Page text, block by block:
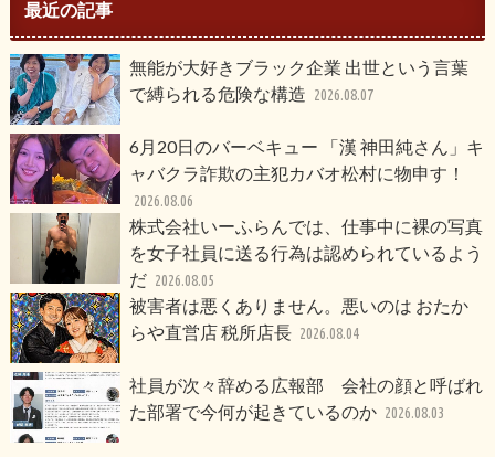
最近の記事
無能が大好きブラック企業 出世という言葉
で縛られる危険な構造 2026.08.07
6月20日のバーベキュー 「漢 神田純さん」キ
ャバクラ詐欺の主犯カバオ松村に物申す！
2026.08.06
株式会社いーふらんでは、仕事中に裸の写真
を女子社員に送る行為は認められているよう
だ 2026.08.05
被害者は悪くありません。悪いのは おたか
らや直営店 税所店長 2026.08.04
社員が次々辞める広報部 会社の顔と呼ばれ
た部署で今何が起きているのか 2026.08.03